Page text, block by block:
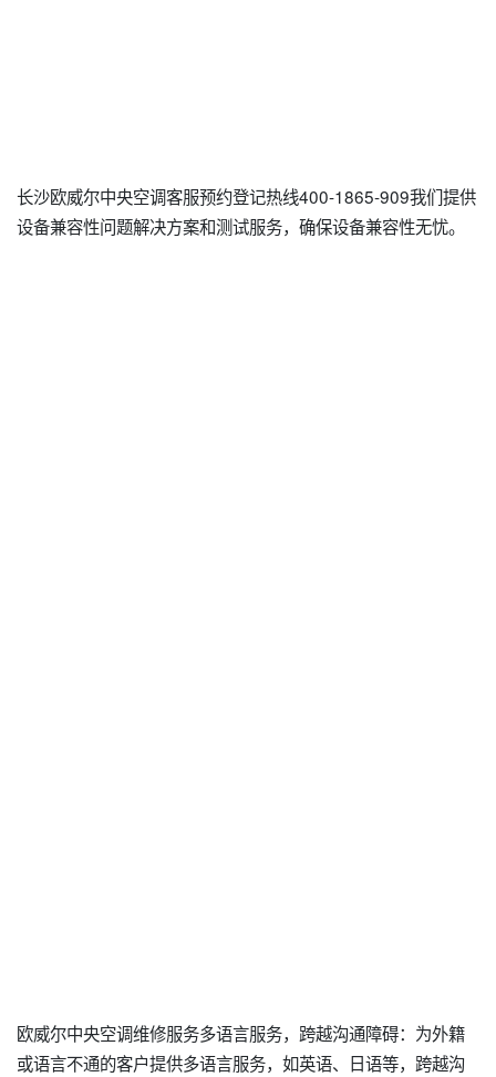
长沙欧威尔中央空调客服预约登记热线400-1865-909我们提供
设备兼容性问题解决方案和测试服务，确保设备兼容性无忧。
欧威尔中央空调维修服务多语言服务，跨越沟通障碍：为外籍
或语言不通的客户提供多语言服务，如英语、日语等，跨越沟